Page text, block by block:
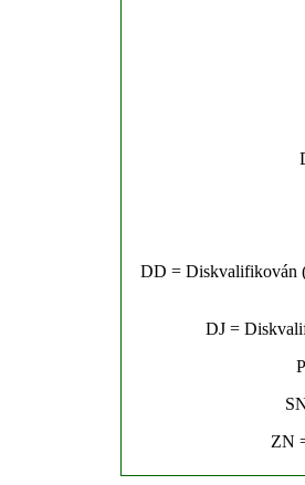
DD = Diskvalifikován
DJ =
ZN